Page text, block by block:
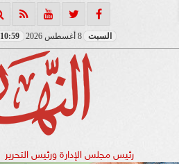
السبت 8 أغسطس 2026 10:59 مـ
رئيس مجلس الإدارة ورئيس التحرير